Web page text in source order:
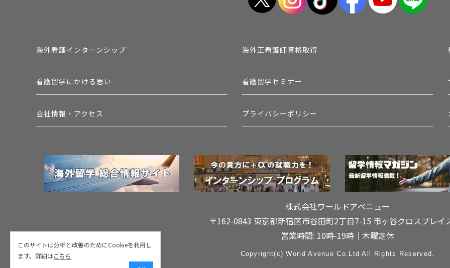
このサイトは分析と改善のためにCookieを利用し
ます。詳細はこちら
海外看護インターンシップ
看護留学にかける思い
会社情報・アクセス
海外正看護師資格取得
看護留学セミナー
プライバシーポリシー
株式会社ワールドアベニュー
〒162-0843 東京都新宿区市谷田町2丁目7-15 市ヶ谷クロスプレイ
営業時間: 10時-19時｜木曜定休
Copyright(c) World Avenue Co.Ltd All Rights Reserved.